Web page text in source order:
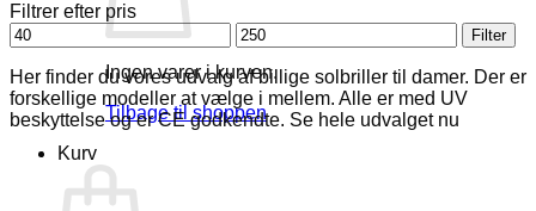
Ingen varer i kurven.
Tilbage til shoppen
Kurv
Filtrer efter pris
Mindste
pris
Højeste
pris
Filter
Her finder du vores udvalg af billige solbriller til damer. Der er
forskellige modeller at vælge i mellem. Alle er med UV
beskyttelse og er CE godkendte. Se hele udvalget nu